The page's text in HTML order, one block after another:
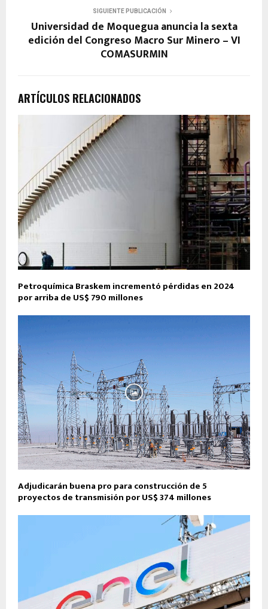
SIGUIENTE PUBLICACIÓN
Universidad de Moquegua anuncia la sexta
edición del Congreso Macro Sur Minero – VI
COMASURMIN
ARTÍCULOS RELACIONADOS
Petroquímica Braskem incrementó pérdidas en 2024
por arriba de US$ 790 millones
Adjudicarán buena pro para construcción de 5
proyectos de transmisión por US$ 374 millones